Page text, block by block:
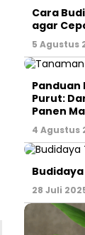
Cara
agar
5 Agustus
Panduan
Purut:
Panen
4 Agustus
28 Juli